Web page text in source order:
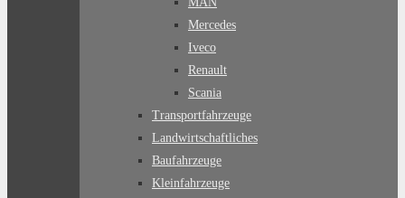
Mercedes
Iveco
Renault
Scania
Transportfahrzeuge
Landwirtschaftliches
Baufahrzeuge
Kleinfahrzeuge